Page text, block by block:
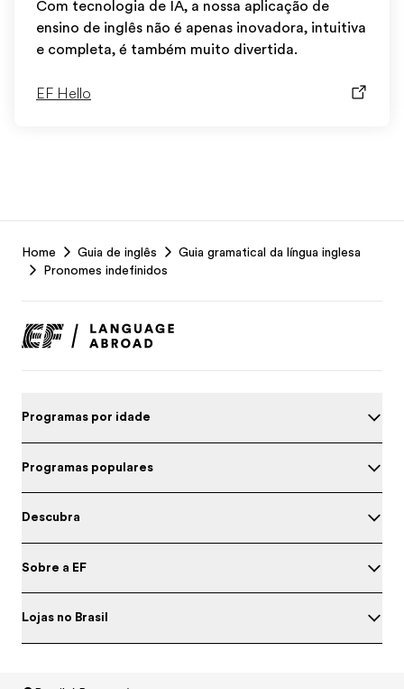
Com tecnologia de IA, a nossa aplicação de
ensino de inglês não é apenas inovadora, intuitiva
e completa, é também muito divertida.
EF Hello
Footer
Home Guia de inglês
Guia gramatical da língua inglesa
Pronomes indefinidos
Programas por idade
Programas populares
Descubra
Sobre a EF
Lojas no Brasil